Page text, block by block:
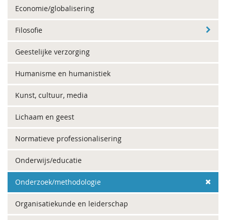
Economie/globalisering
Filosofie
Geestelijke verzorging
Humanisme en humanistiek
Kunst, cultuur, media
Lichaam en geest
Normatieve professionalisering
Onderwijs/educatie
Onderzoek/methodologie
Organisatiekunde en leiderschap